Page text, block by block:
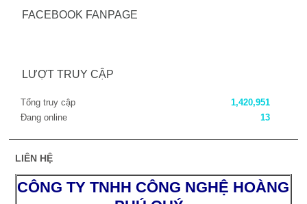
FACEBOOK FANPAGE
LƯỢT TRUY CẬP
Tổng truy cập
1,420,951
Đang online
13
LIÊN HỆ
CÔNG TY TNHH CÔNG NGHỆ HOÀNG